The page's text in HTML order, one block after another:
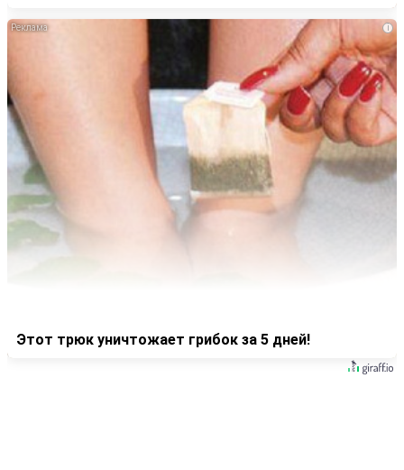
i
Этот трюк уничтожает грибок за 5 дней!